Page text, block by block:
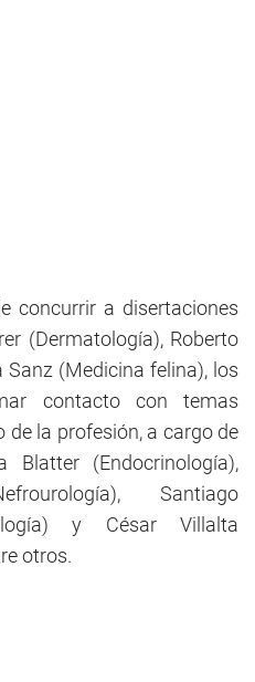
concurrir a disertaciones
(Dermatología), Roberto
(Medicina felina), los
contacto con temas
la profesión, a cargo de
Blatter (Endocrinología),
Santiago
y César Villalta
otros.